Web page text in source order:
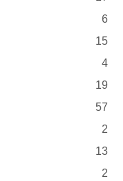
6
15
4
19
57
2
13
2